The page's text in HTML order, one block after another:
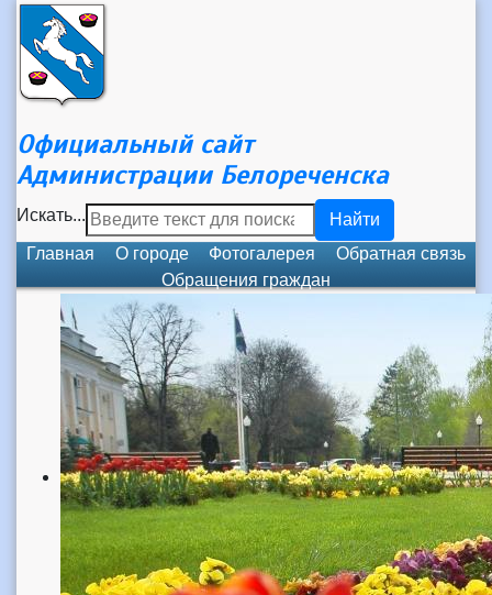
Официальный сайт
Администрации Белореченска
Искать...
Найти
Главная
О городе Фотогалерея
Обратная связь
Обращения граждан